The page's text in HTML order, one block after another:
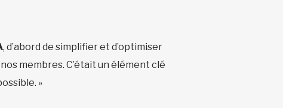
, d’abord de simplifier et d’optimiser
membres. C’était un élément clé
»